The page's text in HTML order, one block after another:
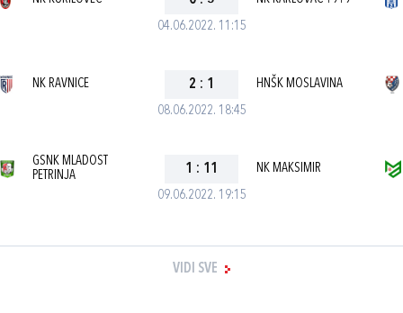
04.06.2022. 11:15
08.06.2022. 18:45
NK RAVNICE 2 : 1 HNŠK MOSLAVINA
09.06.2022. 19:15
GSNK MLADOST
PETRINJA
1 : 11 NK MAKSIMIR
VIDI SVE